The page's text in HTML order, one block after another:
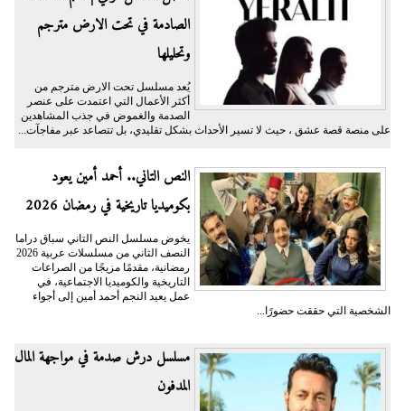
الصادمة في تحت الارض مترجم
وتحليلها
يُعد مسلسل تحت الارض مترجم من
أكثر الأعمال التي اعتمدت على عنصر
الصدمة والغموض في جذب المشاهدين
على منصة قصة عشق ، حيث لا تسير الأحداث بشكل تقليدي، بل تتصاعد عبر مفاجآت...
النص التاني.. أحمد أمين يعود
بكوميديا تاريخية في رمضان 2026
يخوض مسلسل النص التاني سباق دراما
النصف الثاني من مسلسلات عربية 2026
رمضانية، مقدمًا مزيجًا من الصراعات
التاريخية والكوميديا الاجتماعية، في
عمل يعيد النجم أحمد أمين إلى أجواء
الشخصية التي حققت حضورًا...
مسلسل درش صدمة في مواجهة المال
المدفون